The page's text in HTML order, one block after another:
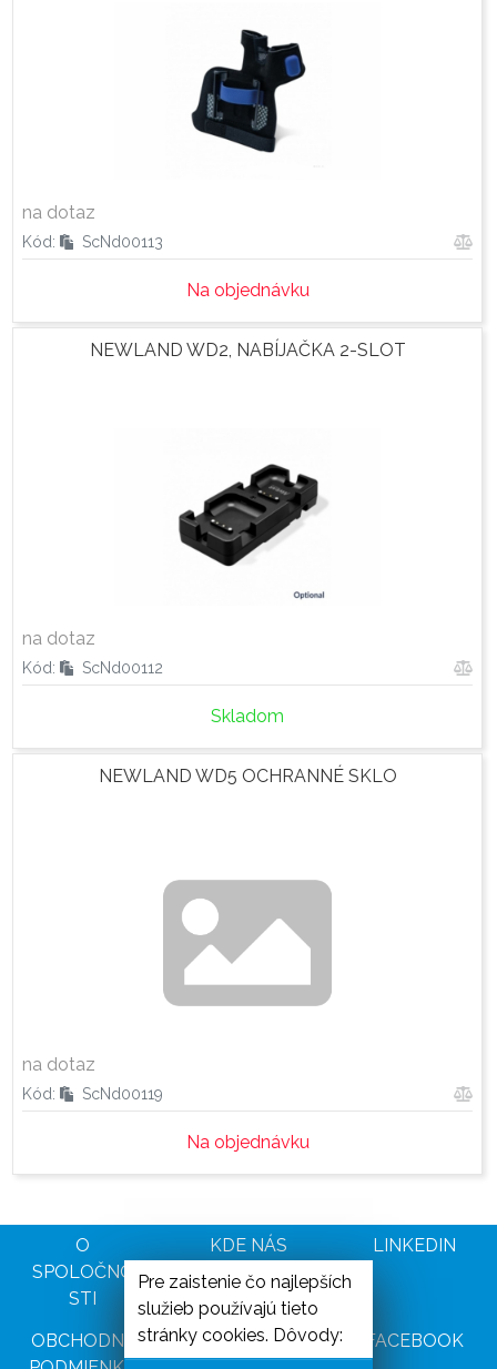
na dotaz
Kód: ScNd00113
Na objednávku
NEWLAND WD2, NABÍJAČKA 2-SLOT
na dotaz
Kód: ScNd00112
Skladom
NEWLAND WD5 OCHRANNÉ SKLO
na dotaz
Kód: ScNd00119
Na objednávku
O
SPOLOČNO
STI
KDE NÁS
NAJDETE
LINKEDIN
OBCHODNÉ
NAŠI
FACEBOOK
Pre zaistenie čo najlepších
služieb používajú tieto
stránky cookies. Dôvody: